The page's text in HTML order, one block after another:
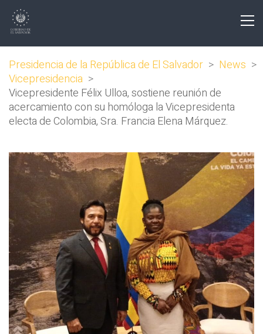
Presidencia de la República de El Salvador > News >
Vicepresidencia >
Vicepresidente Félix Ulloa, sostiene reunión de
acercamiento con su homóloga la Vicepresidenta
electa de Colombia, Sra. Francia Elena Márquez.